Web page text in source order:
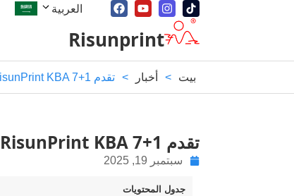
العربية
Risunprint
بيت > أخبار > تقدم RisunPrint KBA 7+1 آلة الطباعة بالأشعة فوق البنفسجية
تقدم RisunPrint KBA 7+1 آلة الطباعة بالأشعة فوق البنفسجية
سبتمبر 19, 2025
جدول المحتويات